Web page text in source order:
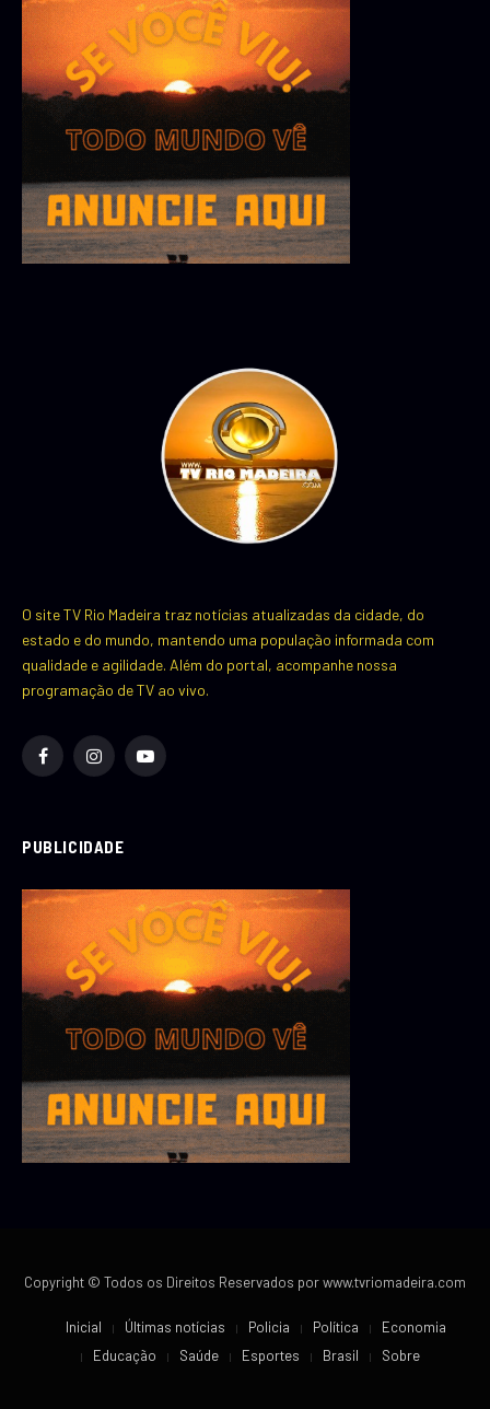
O site TV Rio Madeira traz notícias atualizadas da cidade, do
estado e do mundo, mantendo uma população informada com
qualidade e agilidade. Além do portal, acompanhe nossa
programação de TV ao vivo.
FacebookInstagramYouTube
PUBLICIDADE
Copyright © Todos os Direitos Reservados por www.tvriomadeira.com
Inicial Últimas notícias Policia Política
Economia
Educação
Saúde Esportes Brasil Sobre